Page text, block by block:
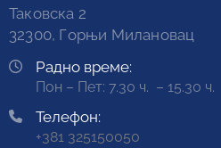
Таковска 2
32300, Горњи Милановац
Радно време:
Пон – Пет: 7.30 ч. – 15.30 ч.
Телефон:
+381 325150050